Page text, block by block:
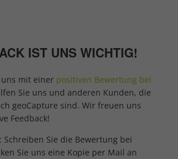
IST UNS WICHTIG!
mit einer positiven Bewertung bei
Sie uns und anderen Kunden, die
geoCapture sind. Wir freuen uns
Feedback!
Schreiben Sie die Bewertung bei
Sie uns eine Kopie per Mail an